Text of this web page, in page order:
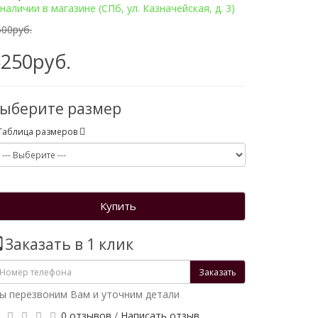
в магазине (СПб, ул. Казначейская, д. 3)
размер
размеров
Купить
Заказать в 1 клик
Заказать
перезвоним Вам и уточним детали